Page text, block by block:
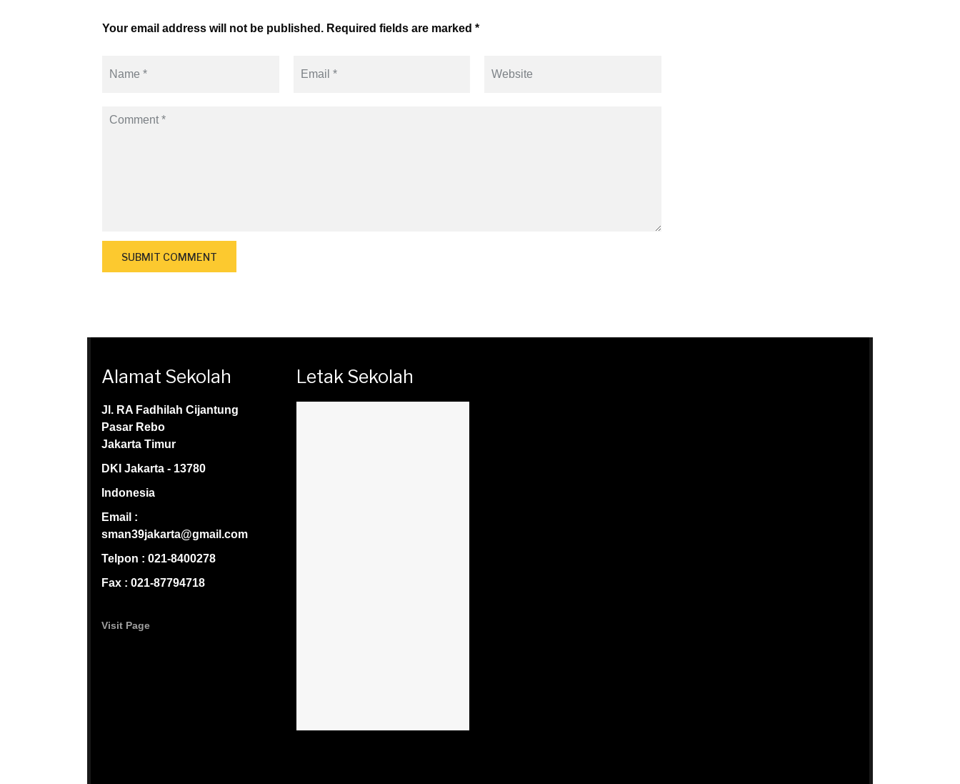
Your email address will not be published. Required fields are marked *
Alamat Sekolah
Jl. RA Fadhilah Cijantung
Pasar Rebo
Jakarta Timur
DKI Jakarta - 13780
Indonesia
Email :
sman39jakarta@gmail.com
Telpon : 021-8400278
Fax : 021-87794718
Visit Page
Letak Sekolah